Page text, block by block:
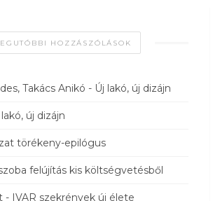
HOZZÁSZÓLÁSOK
Takács Anikó - Új lakó, új dizájn
lakó, új dizájn
törékeny-epilógus
felújítás kis költségvetésből
- IVAR szekrények új élete